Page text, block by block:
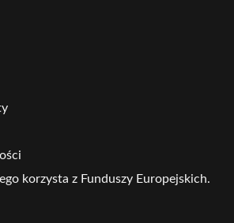
korzysta z Funduszy Europejskich.